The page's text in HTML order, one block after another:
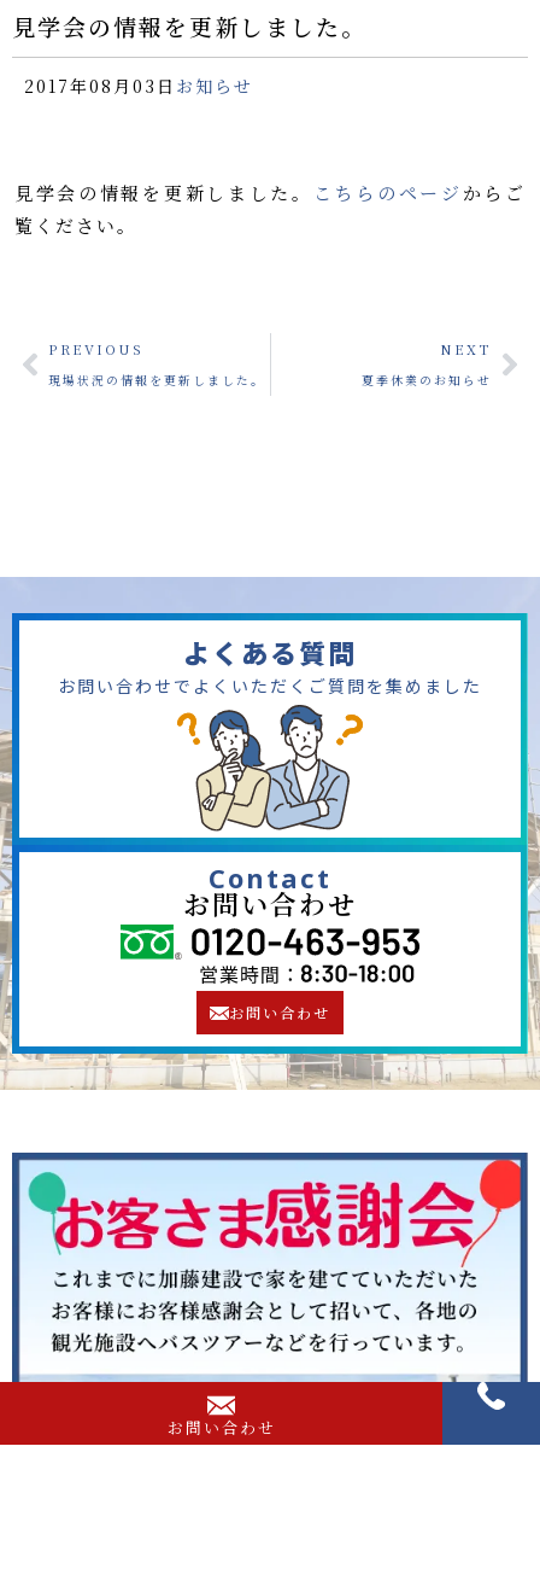
見学会の情報を更新しました。
2017年08月03日 お知らせ
見学会の情報を更新しました。 こちらのページ からご
覧ください。
PREVIOUS
現場状況の情報を更新しました。
NEXT
夏季休業のお知らせ
よくある質問
お問い合わせでよくいただくご質問を集めました
Contact
お問い合わせ
お問い合わせ
お問い合わせ